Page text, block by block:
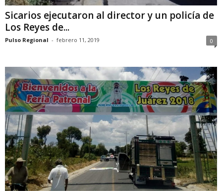
Sicarios ejecutaron al director y un policía de
Los Reyes de...
Pulso Regional - febrero 11, 2019 0